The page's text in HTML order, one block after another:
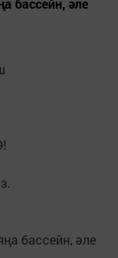
бассейн, әле
бассейн, әле